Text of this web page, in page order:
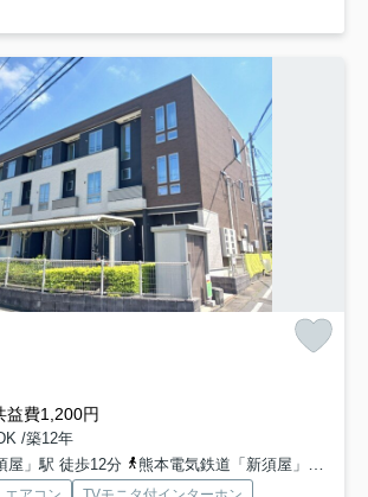
益費1,200円
/築12年
屋」駅 徒歩12分
熊本電気鉄道「新須屋」駅 徒歩19分